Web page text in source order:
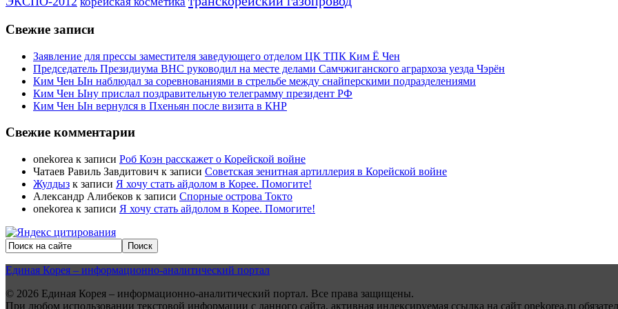
Свежие записи
Заявление для прессы заместителя заведующего отделом ЦК ТПК Ким Ё Чен
Председатель Президиума ВНС руководил на месте делами Самчжиганского агрархоза уезда Чэрён
Ким Чен Ын наблюдал за соревнованиями в стрельбе между снайперскими подразделениями
Ким Чен Ыну прислал поздравительную телеграмму президент РФ
Ким Чен Ын вернулся в Пхеньян после визита в КНР
Свежие комментарии
onekorea к записи Роб Коэн расскажет о Корейской войне
Чатаев Равиль Завдитович к записи Советская зенитная артиллерия в Корейской войне
Жулдыз к записи Я хочу стать айдолом в Корее. Помогите!
Александр Алибеков к записи Спорные острова Токто
onekorea к записи Я хочу стать айдолом в Корее. Помогите!
Единая Корея – информационно-аналитический портал
© 2026 Единая Корея – информационно-аналитический портал. Все права защищены.
При любом использовании текстовой информации с данного сайта, активная индексируемая ссылка на сайт onekorea.ru